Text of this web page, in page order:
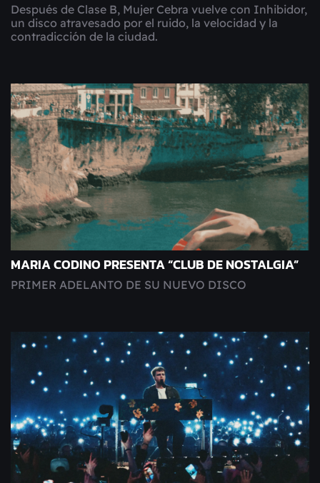
Después de Clase B, Mujer Cebra vuelve con Inhibidor,
un disco atravesado por el ruido, la velocidad y la
contradicción de la ciudad.
MARIA CODINO PRESENTA “CLUB DE NOSTALGIA”
PRIMER ADELANTO DE SU NUEVO DISCO